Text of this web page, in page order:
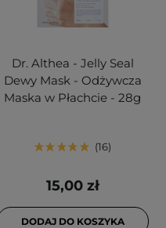
Dr. Althea - Jelly Seal
Dewy Mask - Odżywcza
Maska w Płachcie - 28g
16
15,00 zł
DODAJ DO KOSZYKA